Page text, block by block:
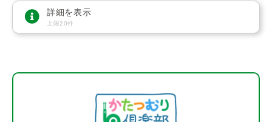
詳細を表示
上限20件